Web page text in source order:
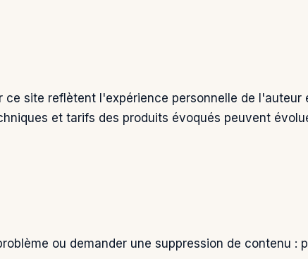
site reflètent l'expérience personnelle de l'auteur
et tarifs des produits évoqués peuvent
ou demander une suppression de contenu :